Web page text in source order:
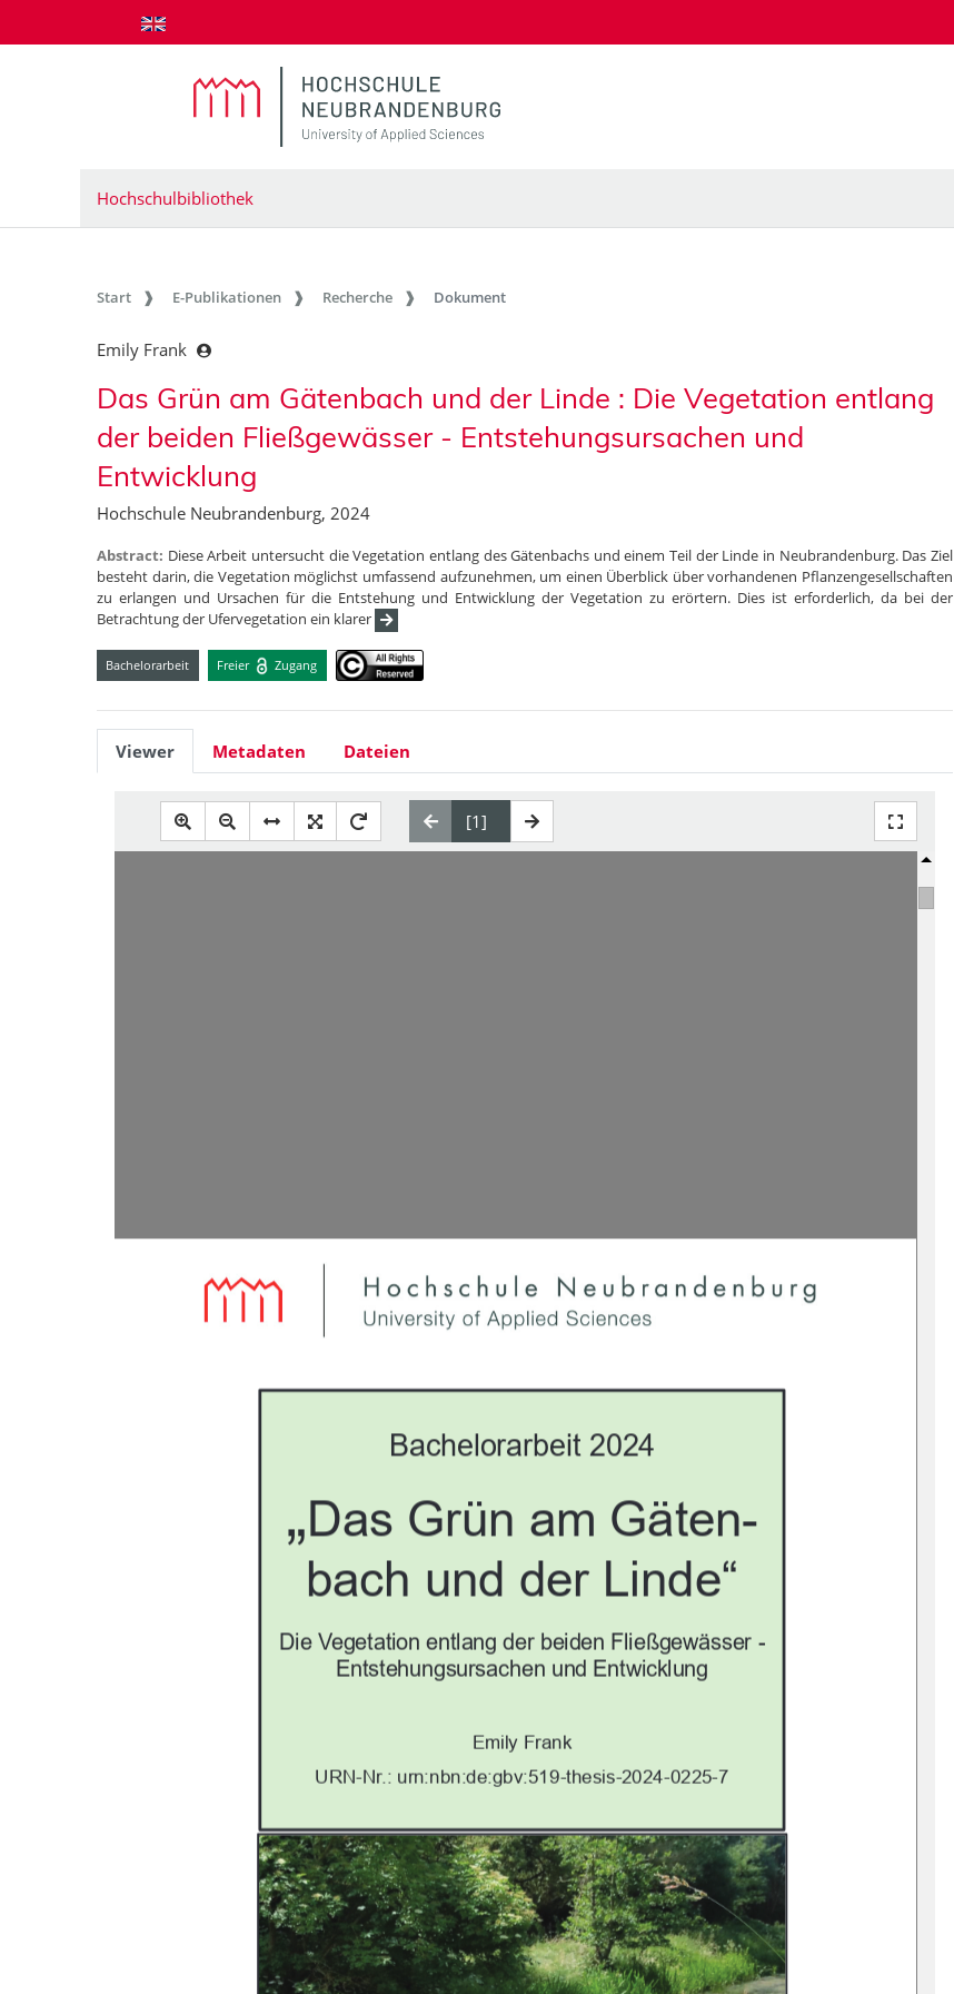
zum Inhalt springen
Hochschulbibliothek
Start E-Publikationen Recherche Dokument
Emily Frank
Das Grün am Gätenbach und der Linde : Die Vegetation entlang
der beiden Fließgewässer - Entstehungsursachen und
Entwicklung
Hochschule Neubrandenburg, 2024
Abstract: Diese Arbeit untersucht die Vegetation entlang des Gätenbachs und einem Teil der Linde in Neubrandenburg. Das Ziel
besteht darin, die Vegetation möglichst umfassend aufzunehmen, um einen Überblick über vorhandenen Pflanzengesellschaften
zu erlangen und Ursachen für die Entstehung und Entwicklung der Vegetation zu erörtern. Dies ist erforderlich, da bei der
Betrachtung der Ufervegetation ein klarer
Bachelorarbeit Freier Zugang
Viewer Metadaten Dateien
Bachelorarbeit 2024
Das Grün am Gäten-
bach und der Linde“
Die Vegetation entlang der beiden Fließgewässer -
Entstehungsursachen und Entwicklung
Emily Frank
URN-Nr.: urn:nbn:de:gbv:519-thesis-2024-0225-7